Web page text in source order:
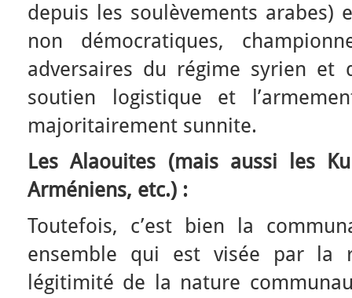
depuis les soulèvements arabes)
non démocratiques,
adversaires du régime syrien et
soutien logistique et
majoritairement sunnite.
Les Alaouites (mais aussi les
Arméniens, etc.) :
Toutefois, c’est bien la
ensemble qui est visée par la
légitimité de la nature